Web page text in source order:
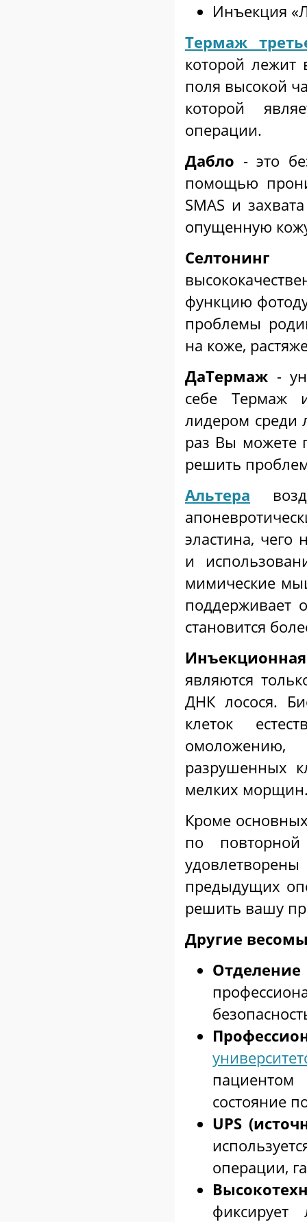
Инъекция
Термаж
которой лежит
поля высокой
которой
операции.
Дабло - это
помощью
SMAS и
опущенную
Селтонинг
функцию
проблемы
на коже,
ДаТермаж -
себе Термаж
лидером среди
раз Вы можете
решить
Альтера
эластина,
и
мимические
поддерживает
становится
являются
ДНК лосося.
клеток
разрушенных
мелких
Кроме
по
предыдущих
решить вашу
Другие
состояние
UPS
операции,